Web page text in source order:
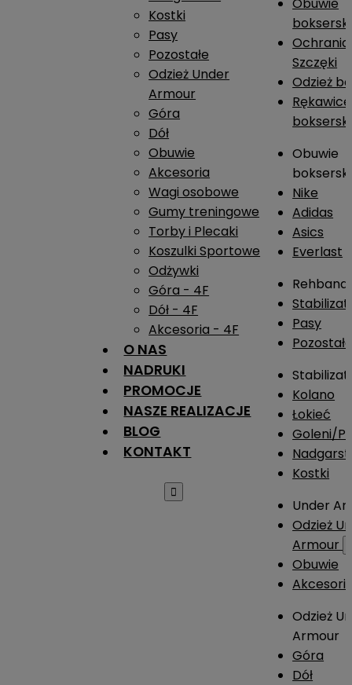
Kostki
Pasy
Pozostałe
Odzież Under
Armour
Góra
Dół
Obuwie
Akcesoria
Wagi osobowe
Gumy treningowe
Torby i Plecaki
Koszulki Sportowe
Odżywki
Góra - 4F
Dół - 4F
Akcesoria - 4F
O NAS
NADRUKI
PROMOCJE
NASZE REALIZACJE
BLOG
KONTAKT

Szczęki
Odzież
Rękawice
Obuwie
Nike
Adidas
Asics
Everlast
Rehband
Pasy
Kolano
Łokieć
Goleni/
Kostki
Under
Odzież
Armour
Obuwie
Odzież
Armour
Góra
Dół